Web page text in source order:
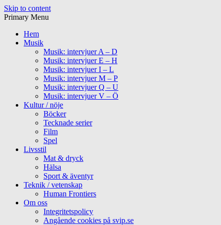
Skip to content
Primary Menu
Hem
Musik
Musik: intervjuer A – D
Musik: intervjuer E – H
Musik: intervjuer I – L
Musik: intervjuer M – P
Musik: intervjuer Q – U
Musik: intervjuer V – Ö
Kultur / nöje
Böcker
Tecknade serier
Film
Spel
Livsstil
Mat & dryck
Hälsa
Sport & äventyr
Teknik / vetenskap
Human Frontiers
Om oss
Integritetspolicy
Angående cookies på svip.se